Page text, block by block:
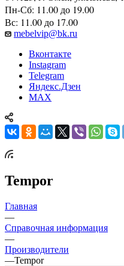
644123, г. Омск, ул.Конева, 14
Пн-Сб: 11.00 до 19.00
mebelvip@bk.ru
Вконтакте
Instagram
Telegram
Tempor
Главная
—
Справочная информация
—